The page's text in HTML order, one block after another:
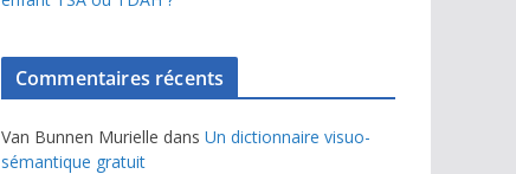
Commentaires récents
Van Bunnen Murielle dans Un dictionnaire visuo-
sémantique gratuit